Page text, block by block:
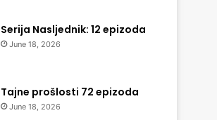
Serija Nasljednik: 12 epizoda
June 18, 2026
Tajne prošlosti 72 epizoda
June 18, 2026